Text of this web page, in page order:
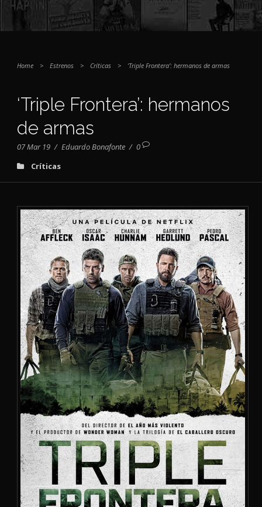
Home > Estrenos > Críticas > ‘Triple Frontera’: hermanos de armas
‘Triple Frontera’: hermanos
de armas
07 Mar 19 / Eduardo Bonafonte / 0
Críticas